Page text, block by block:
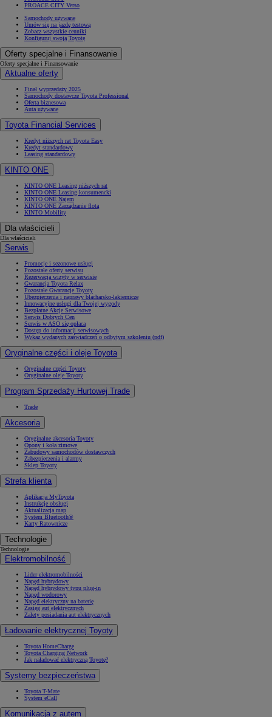
PROACE CITY Verso
Samochody używane
Umów się na jazdę testową
Zobacz wszystkie cenniki
Konfiguruj swoją Toyotę
Oferty specjalne i Finansowanie
Oferty specjalne i Finansowanie
Aktualne oferty
Finał wyprzedaży 2025
Samochody dostawcze Toyota Professional
Oferta biznesowa
Auta używane
Toyota Financial Services
Kredyt niższych rat Toyota Easy
Kredyt standardowy
Leasing standardowy
KINTO ONE
KINTO ONE Leasing niższych rat
KINTO ONE Leasing konsumencki
KINTO ONE Najem
KINTO ONE Zarządzanie flotą
KINTO Mobility
Dla właścicieli
Dla właścicieli
Serwis
Promocje i sezonowe usługi
Pozostałe oferty serwisu
Rezerwacja wizyty w serwisie
Gwarancja Toyota Relax
Pozostałe Gwarancje Toyoty
Ubezpieczenia i naprawy blacharsko-lakiernicze
Innowacyjne usługi dla Twojej wygody
Bezpłatne Akcje Serwisowe
Serwis Dobrych Cen
Serwis w ASO się opłaca
Dostęp do informacji serwisowych
Wykaz wydanych zaświadczeń o odbytym szkoleniu (pdf)
Oryginalne części i oleje Toyota
Oryginalne części Toyoty
Oryginalne oleje Toyoty
Program Sprzedaży Hurtowej Trade
Trade
Akcesoria
Oryginalne akcesoria Toyoty
Opony i koła zimowe
Zabudowy samochodów dostawczych
Zabezpieczenia i alarmy
Sklep Toyoty
Strefa klienta
Aplikacja MyToyota
Instrukcje obsługi
Aktualizacja map
System Bluetooth®
Karty Ratownicze
Technologie
Technologie
Elektromobilność
Lider elektromobilności
Napęd hybrydowy
Napęd hybrydowy typu plug-in
Napęd wodorowy
Napęd elektryczny na baterię
Zasięg aut elektrycznych
Zalety posiadania aut elektrycznych
Ładowanie elektrycznej Toyoty
Toyota HomeCharge
Toyota Charging Network
Jak naładować elektryczną Toyotę?
Systemy bezpieczeństwa
Toyota T-Mate
System eCall
Komunikacja z autem